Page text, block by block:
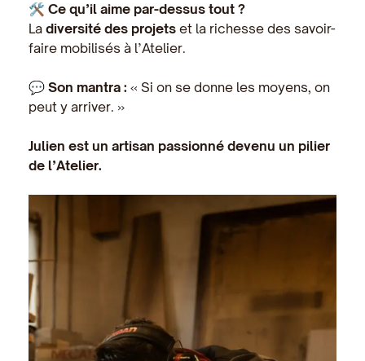
🛠️ Ce qu’il aime par-dessus tout ?
La diversité des projets et la richesse des savoir-
faire mobilisés à l’Atelier.
💬 Son mantra : « Si on se donne les moyens, on
peut y arriver. »
Julien est un artisan passionné devenu un pilier
de l’Atelier.